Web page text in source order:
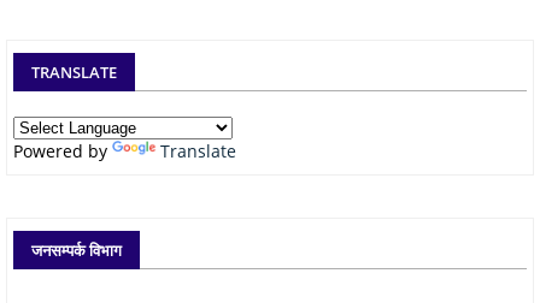
TRANSLATE
Powered by Translate
जनसम्पर्क विभाग